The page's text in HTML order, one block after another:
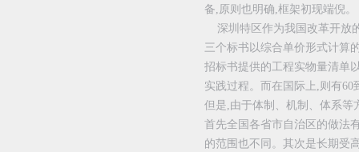
备,原则也明确,框架初现端倪。
深圳特区作为我国改革开放
三个标书以综合单价形式计算
招标书提供的工程实物量清单
实践过程。而在国际上,则有60
但是,由于体制、机制、体系等
首先全国各省市自治区的做法
的范围也不同。其次是长期受